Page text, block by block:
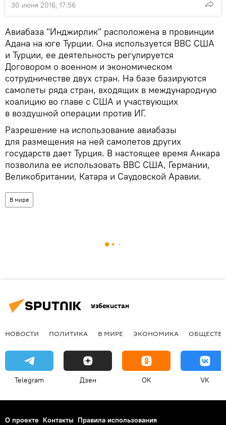
30 июня 2016, 17:56
Авиабаза "Инджирлик" расположена в провинции
Адана на юге Турции. Она используется ВВС США
и Турции, ее деятельность регулируется
Договором о военном и экономическом
сотрудничестве двух стран. На базе базируются
самолеты ряда стран, входящих в международную
коалицию во главе с США и участвующих
в воздушной операции против ИГ.
Разрешение на использование авиабазы
для размещения на ней самолетов других
государств дает Турция. В настоящее время Анкара
позволила ее использовать ВВС США, Германии,
Великобритании, Катара и Саудовской Аравии.
В мире
Узбекистан
НОВОСТИ ПОЛИТИКА В МИРЕ ЭКОНОМИКА
Telegram Дзен OK VK
О проекте Контакты Правила использования